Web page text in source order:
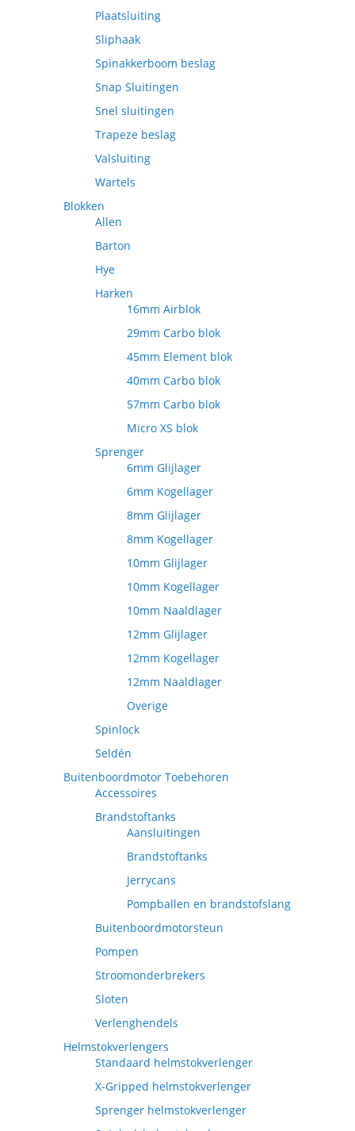
Plaatsluiting
Sliphaak
Spinakkerboom beslag
Snap Sluitingen
Snel sluitingen
Trapeze beslag
Valsluiting
Wartels
Blokken
Allen
Barton
Hye
Harken
16mm Airblok
29mm Carbo blok
45mm Element blok
40mm Carbo blok
57mm Carbo blok
Micro XS blok
Sprenger
6mm Glijlager
6mm Kogellager
8mm Glijlager
8mm Kogellager
10mm Glijlager
10mm Kogellager
10mm Naaldlager
12mm Glijlager
12mm Kogellager
12mm Naaldlager
Overige
Spinlock
Seldén
Buitenboordmotor Toebehoren
Accessoires
Brandstoftanks
Aansluitingen
Brandstoftanks
Jerrycans
Pompballen en brandstofslang
Buitenboordmotorsteun
Pompen
Stroomonderbrekers
Sloten
Verlenghendels
Helmstokverlengers
Standaard helmstokverlenger
X-Gripped helmstokverlenger
Sprenger helmstokverlenger